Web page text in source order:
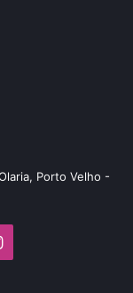
Porto Velho -
Instagram